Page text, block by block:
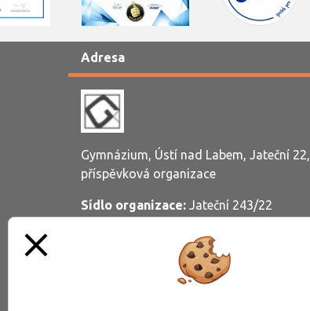
Adresa
Gymnázium, Ústí nad Labem, Jateční 22,
příspěvková organizace
Sídlo organizace: Jateční 243/22
400 01 Ústí nad Labem, Klíše
sekretariat@gymjat.cz
close